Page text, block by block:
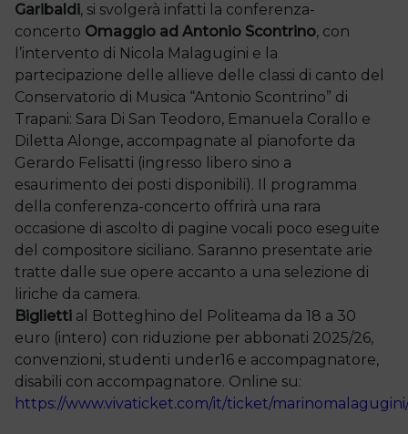
Garibaldi, si svolgerà infatti la conferenza-
concerto Omaggio ad Antonio Scontrino, con
l’intervento di Nicola Malagugini e la
partecipazione delle allieve delle classi di canto del
Conservatorio di Musica “Antonio Scontrino” di
Trapani: Sara Di San Teodoro, Emanuela Corallo e
Diletta Alonge, accompagnate al pianoforte da
Gerardo Felisatti (ingresso libero sino a
esaurimento dei posti disponibili). Il programma
della conferenza-concerto offrirà una rara
occasione di ascolto di pagine vocali poco eseguite
del compositore siciliano. Saranno presentate arie
tratte dalle sue opere accanto a una selezione di
liriche da camera.
Biglietti al Botteghino del Politeama da 18 a 30
euro (intero) con riduzione per abbonati 2025/26,
convenzioni, studenti under16 e accompagnatore,
disabili con accompagnatore. Online su:
https://www.vivaticket.com/it/ticket/